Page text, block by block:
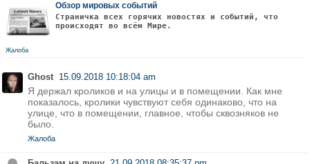
Обзор мировых событий
Страничка всех горячих новостях и событий, что
происходят во всём Мире.
Жалоба
Ghost 15.09.2018 10:18:04 am
Я держал кроликов и на улицы и в помещении. Как мне
показалось, кролики чувствуют себя одинаково, что на
улице, что в помещении, главное, чтобы сквозняков не
было.
Жалоба